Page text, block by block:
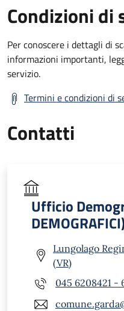
Condizioni di
Per conoscere i dettagli di
informazioni importanti,
servizio.
Termini e condizioni di
Contatti
Ufficio
Lungolago
(VR)
045 6208421 -